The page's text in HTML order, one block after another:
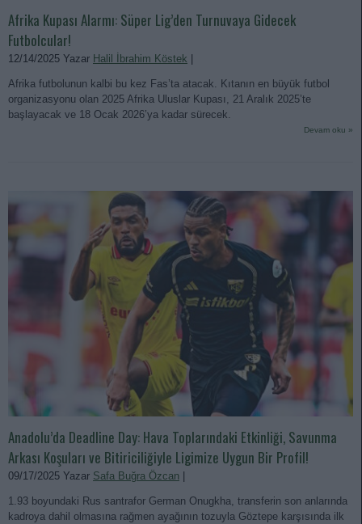
Afrika Kupası Alarmı: Süper Lig’den Turnuvaya Gidecek
Futbolcular!
12/14/2025 Yazar Halil İbrahim Köstek
Afrika futbolunun kalbi bu kez Fas’ta atacak. Kıtanın en büyük futbol
organizasyonu olan 2025 Afrika Uluslar Kupası, 21 Aralık 2025’te
başlayacak ve 18 Ocak 2026’ya kadar sürecek.
Devam oku »
Anadolu’da Deadline Day: Hava Toplarındaki Etkinliği, Savunma
Arkası Koşuları ve Bitiriciliğiyle Ligimize Uygun Bir Profil!
09/17/2025 Yazar Safa Buğra Özcan
1.93 boyundaki Rus santrafor German Onugkha, transferin son anlarında
kadroya dahil olmasına rağmen ayağının tozuyla Göztepe karşısında ilk